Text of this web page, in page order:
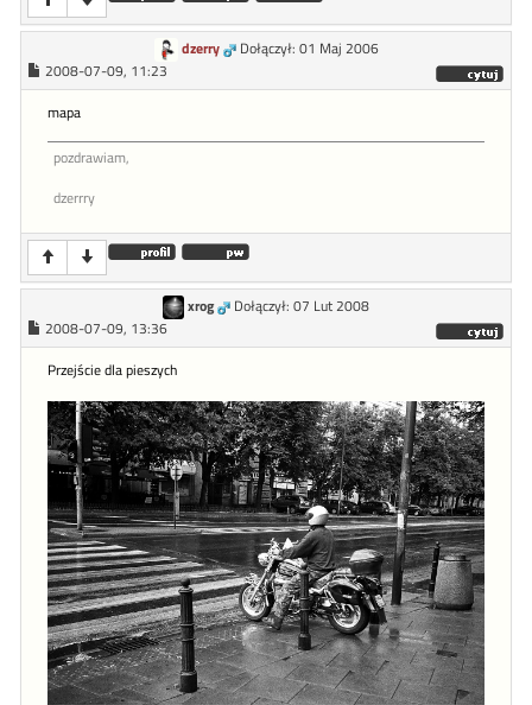
dzerry
Dołączył: 01 Maj 2006
2008-07-09, 11:23
mapa
pozdrawiam,
dzerrry
xrog
Dołączył: 07 Lut 2008
2008-07-09, 13:36
Przejście dla pieszych